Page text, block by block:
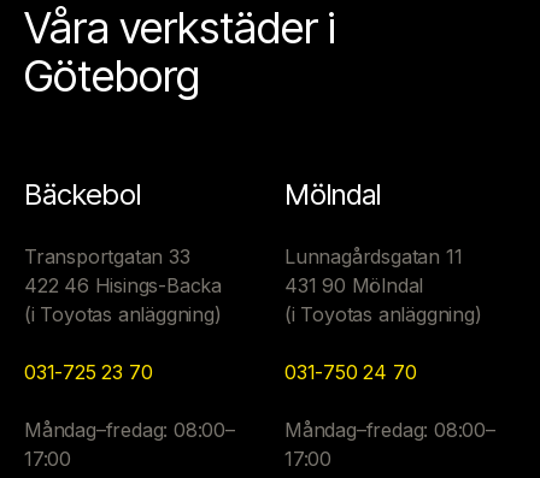
Våra verkstäder i
Göteborg
Bäckebol
Transportgatan 33
422 46 Hisings-Backa
(i Toyotas anläggning)
031-725 23 70
Måndag–fredag: 08:00–
17:00
Mölndal
Lunnagårdsgatan 11
431 90 Mölndal
(i Toyotas anläggning)
031-750 24 70
Måndag–fredag: 08:00–
17:00